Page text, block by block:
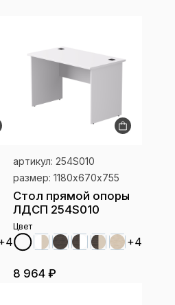
артикул: 254S010
размер: 1180х670x755
Стол прямой опоры
ЛДСП 254S010
Цвет
+4
8 964 ₽